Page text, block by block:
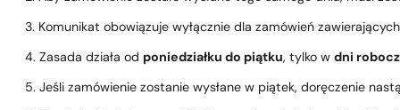
3. Komunikat obowiązuje wyłącznie dla zamówień
4. Zasada działa od poniedziałku do piątku, tylko w dni
5. Jeśli zamówienie zostanie wysłane w piątek, doręczenie